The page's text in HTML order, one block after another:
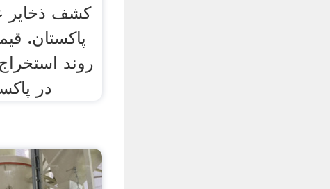
کشف ذخایر
پاکستان.
روند
در